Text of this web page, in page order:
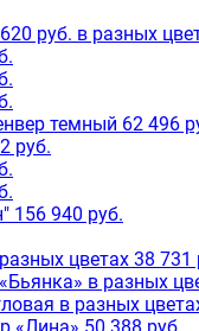
руб. в разных
темный 62 496
руб.
156 940 руб.
цветах 38 731
в разных
в разных